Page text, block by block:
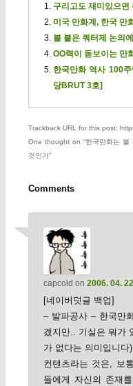
구리고도 재미있으
미국 만화계, 한국 만
불 붙은 쿼터제 논의
OO력이 돋보이는 만
한국만화 역사 100
당BRUT 3호]
Trackback URL for this post:
One thought on “한국만화는 볼
것인가”
Comments
capcold on 2006. 04.
[네이버덧글 백업]
– 발파공사 – 한국만
겠지만.. 기실은 뭐가
가 없다는 의미입니다)
컨텐츠라는 것은, 보
들에게 자신의 존재